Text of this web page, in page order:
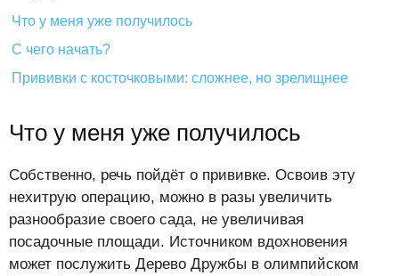
Что у меня уже получилось
С чего начать?
Прививки с косточковыми: сложнее, но зрелищнее
Что у меня уже получилось
Собственно, речь пойдёт о прививке. Освоив эту
нехитрую операцию, можно в разы увеличить
разнообразие своего сада, не увеличивая
посадочные площади. Источником вдохновения
может послужить Дерево Дружбы в олимпийском